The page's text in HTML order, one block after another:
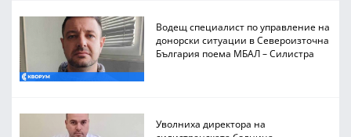
Водещ специалист по управление на
донорски ситуации в Североизточна
България поема МБАЛ – Силистра
Уволниха директора на